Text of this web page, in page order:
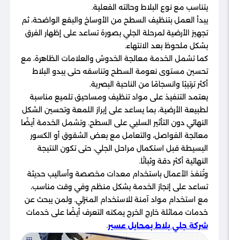
يتناسب مع نوع البلاط وحالته الفعلية.
يبدأ العمل بتنظيف السطح من الأوساخ والبقع الواضحة، ثم
تجهيز الأرضية لمرحلة الجلي بصورة تساعد على إظهار الفرق
بشكل ملحوظ بعد الانتهاء.
كما تشمل الخدمة معالجة الخدوش والعلامات الظاهرة، مع
تحسين مستوى نعومة السطح وتناسقه حتى يبدو البلاط
أكثر ترتيبًا وانسجامًا من الناحية البصرية.
يعتمد التنفيذ على مواد تنظيف ومساحيق تلميع مناسبة
لطبيعة الأرضية، بما يساعد على إبراز اللمعة وتحسين الشكل
النهائي دون التأثير السلبي على السطح. وتشمل الخدمة أيضًا
معالجة الفواصل، والتعامل مع بعض الشقوق أو الكسور
البسيطة قبل استكمال مراحل الجلي، حتى تكون النتيجة
النهائية أكثر دقة وثباتًا.
وتُنفذ الأعمال باستخدام معدات مخصصة وأساليب حديثة
تساعد على إنجاز الخدمة بشكل منظم وفي وقت مناسب،
مع استخدام مواد آمنة للاستخدام المنزلي. ولمن يبحث عن
خدمات مماثلة خارج الخرج يمكنه التعرف أيضًا على خدمات
شركة جلي بلاط بمحايل عسير.